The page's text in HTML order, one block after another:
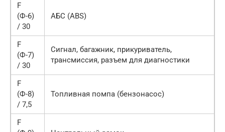
F
(Ф-6)
/ 30
АБС (ABS)
F
(Ф-7)
/ 30
Сигнал, багажник, прикуриватель,
трансмиссия, разъем для диагностики
F
(Ф-8)
/ 7,5
Топливная помпа (бензонасос)
F